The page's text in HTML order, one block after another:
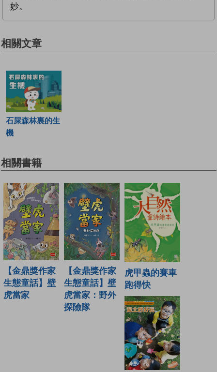
妙。
相關文章
石屎森林裏的生
機
相關書籍
【金鼎獎作家
生態童話】壁
虎當家
【金鼎獎作家
生態童話】壁
虎當家：野外
探險隊
虎甲蟲的賽車
跑得快